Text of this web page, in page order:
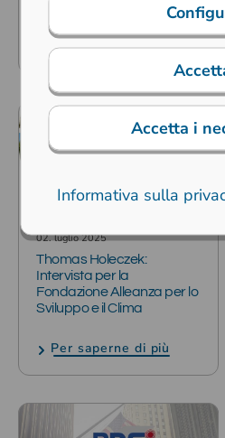
Per saperne di più
02. luglio 2025
Thomas Holeczek:
Intervista per la
Fondazione Alleanza per lo
Sviluppo e il Clima
Per saperne di più
Accetta i
Informativa sulla